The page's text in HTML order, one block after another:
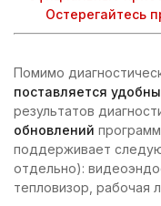
Остерегайтесь
Помимо
поставляется
результатов
обновлений
поддерживает
отдельно):
тепловизор, рабочая